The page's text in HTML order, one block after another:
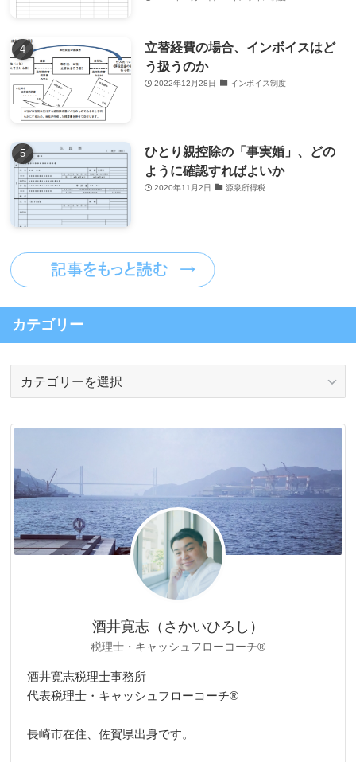
立替経費の場合、インボイスはど
う扱うのか
2022年12月28日 インボイス制度
ひとり親控除の「事実婚」、どの
ように確認すればよいか
2020年11月2日 源泉所得税
カテゴリー
リ
酒井寛志（さかいひろし）
税理士・キャッシュフローコーチ®
酒井寛志税理士事務所
代表税理士・キャッシュフローコーチ®
長崎市在住、佐賀県出身です。